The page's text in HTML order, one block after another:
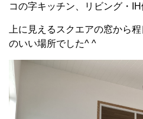
コの字キッチン、リビング・IH
上に見えるスクエアの窓から
のいい場所でした^ ^